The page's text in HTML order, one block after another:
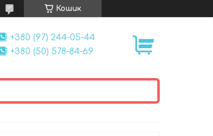
Кошик
+380 (97) 244-05-44
+380 (50) 578-84-69